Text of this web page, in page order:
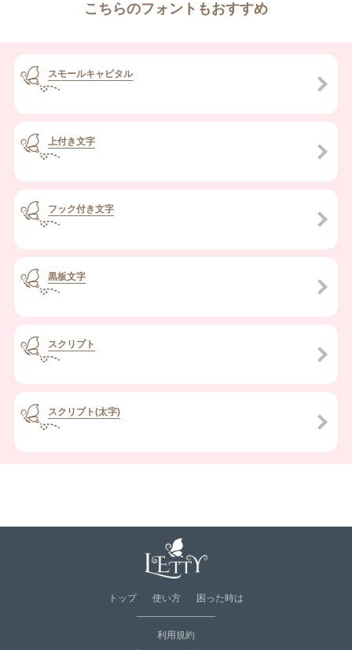
こちらのフォントもおすすめ
スモールキャピタル
上付き文字
フック付き文字
黒板文字
スクリプト
スクリプト(太字)
トップ 使い方 困った時は
利用規約